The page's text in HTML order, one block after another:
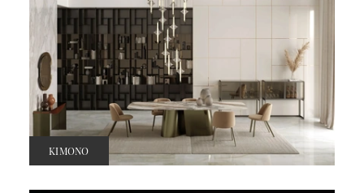
KIMONO